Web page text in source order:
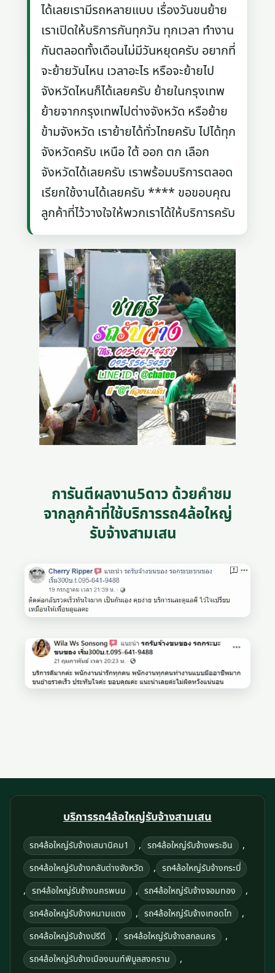
ได้เลยเรามีรถหลายแบบ เรื่องวันขนย้าย
เราเปิดให้บริการกันทุกวัน ทุกเวลา ทำงาน
กันตลอดทั้งเดือนไม่มีวันหยุดครับ อยากที่
จะย้ายวันไหน เวลาอะไร หรือจะย้ายไป
จังหวัดไหนก็ได้เลยครับ ย้ายในกรุงเทพ
ย้ายจากกรุงเทพไปต่างจังหวัด หรือย้าย
ข้ามจังหวัด เราย้ายได้ทั่วไทยครับ ไปได้ทุก
จังหวัดครับ เหนือ ใต้ ออก ตก เลือก
จังหวัดได้เลยครับ เราพร้อมบริการตลอด
เรียกใช้งานได้เลยครับ **** ขอขอบคุณ
ลูกค้าที่ไว้วางใจให้พวกเราได้ให้บริการครับ
การันตีผลงาน5ดาว ด้วยคำชม
จากลูกค้าที่ใช้บริการรถ4ล้อใหญ่
รับจ้างสามเสน
บริการรถ4ล้อใหญ่รับจ้างสามเสน
รถ4ล้อใหญ่รับจ้างเสนานิคม1 , รถ4ล้อใหญ่รับจ้างพระอิน ,
รถ4ล้อใหญ่รับจ้างกลับต่างจังหวัด , รถ4ล้อใหญ่รับจ้างกระบี่
, รถ4ล้อใหญ่รับจ้างนครพนม , รถ4ล้อใหญ่รับจ้างจอมทอง ,
รถ4ล้อใหญ่รับจ้างหนามแดง , รถ4ล้อใหญ่รับจ้างเทอดไท ,
รถ4ล้อใหญ่รับจ้างปรีดี , รถ4ล้อใหญ่รับจ้างสกลนคร ,
รถ4ล้อใหญ่รับจ้างเมืองนนท์พิบูลสงคราม ,